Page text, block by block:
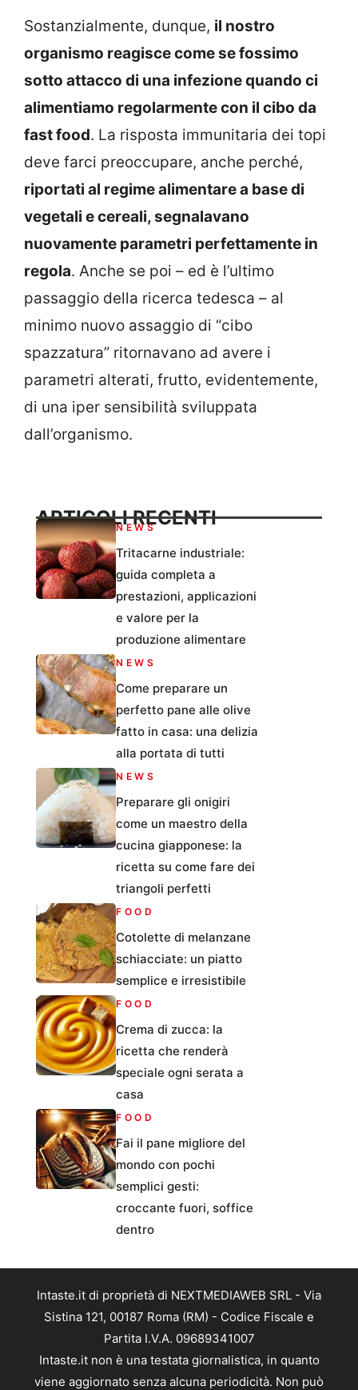
Sostanzialmente, dunque, il nostro
organismo reagisce come se fossimo
sotto attacco di una infezione quando ci
alimentiamo regolarmente con il cibo da
fast food. La risposta immunitaria dei topi
deve farci preoccupare, anche perché,
riportati al regime alimentare a base di
vegetali e cereali, segnalavano
nuovamente parametri perfettamente in
regola. Anche se poi – ed è l’ultimo
passaggio della ricerca tedesca – al
minimo nuovo assaggio di “cibo
spazzatura” ritornavano ad avere i
parametri alterati, frutto, evidentemente,
di una iper sensibilità sviluppata
dall’organismo.
ARTICOLI RECENTI
NEWS
Tritacarne industriale:
guida completa a
prestazioni, applicazioni
e valore per la
produzione alimentare
NEWS
Come preparare un
perfetto pane alle olive
fatto in casa: una delizia
alla portata di tutti
NEWS
Preparare gli onigiri
come un maestro della
cucina giapponese: la
ricetta su come fare dei
triangoli perfetti
FOOD
Cotolette di melanzane
schiacciate: un piatto
semplice e irresistibile
FOOD
Crema di zucca: la
ricetta che renderà
speciale ogni serata a
casa
FOOD
Fai il pane migliore del
mondo con pochi
semplici gesti:
croccante fuori, soffice
dentro
Intaste.it di proprietà di NEXTMEDIAWEB SRL - Via
Sistina 121, 00187 Roma (RM) - Codice Fiscale e
Partita I.V.A. 09689341007
Intaste.it non è una testata giornalistica, in quanto
viene aggiornato senza alcuna periodicità. Non può